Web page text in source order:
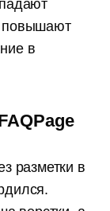
повышают
в
разметки в